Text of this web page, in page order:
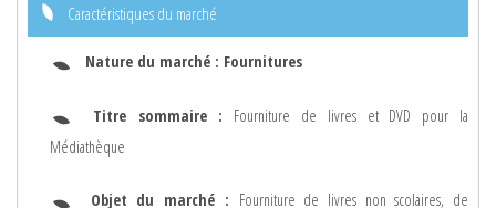
Caractéristiques du marché
Nature du marché : Fournitures
Titre sommaire : Fourniture de livres et DVD pour la
Médiathèque
Objet du marché : Fourniture de livres non scolaires, de